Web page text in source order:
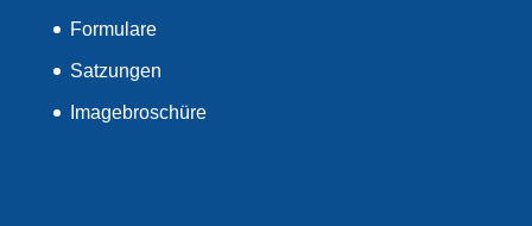
Formulare
Satzungen
Imagebroschüre